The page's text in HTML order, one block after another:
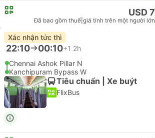
USD 7
Đã bao gồm thuế giá tính trên một người lớn
Xác nhận tức thì
22:10 00:10+1 2h
Chennai Ashok Pillar N
Kanchipuram Bypass W
Tiêu chuẩn | Xe buýt
FlixBus